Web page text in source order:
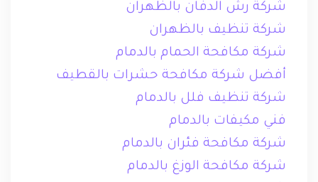
شركة رش الدفان بالظهران
شركة تنظيف بالظهران
شركة مكافحة الحمام بالدمام
أفضل شركة مكافحة حشرات بالقطيف
شركة تنظيف فلل بالدمام
فني مكيفات بالدمام
شركة مكافحة فئران بالدمام
شركة مكافحة الوزغ بالدمام